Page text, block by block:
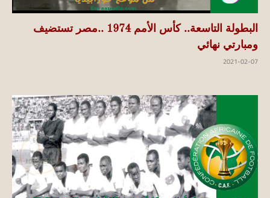
البطولة التاسعة.. كأس الأمم 1974 ..مصر تستضيف
ومبارتي نهائي
2021-02-07